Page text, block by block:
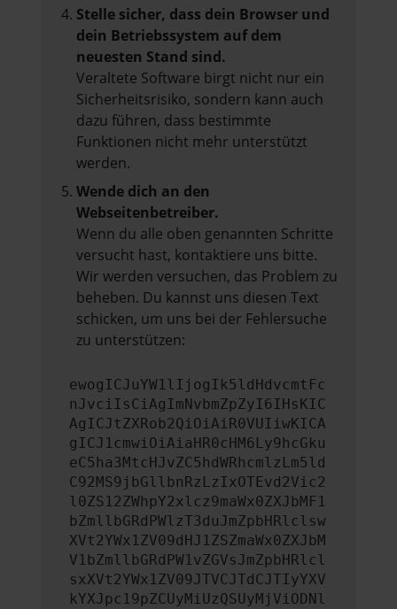
Stelle sicher, dass dein Browser und
dein Betriebssystem auf dem
neuesten Stand sind.
Veraltete Software birgt nicht nur ein
Sicherheitsrisiko, sondern kann auch
dazu führen, dass bestimmte
Funktionen nicht mehr unterstützt
werden.
Wende dich an den
Webseitenbetreiber.
Wenn du alle oben genannten Schritte
versucht hast, kontaktiere uns bitte.
Wir werden versuchen, das Problem zu
beheben. Du kannst uns diesen Text
schicken, um uns bei der Fehlersuche
zu unterstützen:
ewogICJuYW1lIjogIk5ldHdvcmtFc
nJvciIsCiAgImNvbmZpZyI6IHsKIC
AgICJtZXRob2QiOiAiR0VUIiwKICA
gICJ1cmwiOiAiaHR0cHM6Ly9hcGku
eC5ha3MtcHJvZC5hdWRhcmlzLm5ld
C92MS9jbGllbnRzLzIxOTEvd2Vic2
l0ZS12ZWhpY2xlcz9maWx0ZXJbMF1
bZmllbGRdPWlzT3duJmZpbHRlclsw
XVt2YWx1ZV09dHJ1ZSZmaWx0ZXJbM
V1bZmllbGRdPW1vZGVsJmZpbHRlcl
sxXVt2YWx1ZV09JTVCJTdCJTIyYXV
kYXJpc19pZCUyMiUzQSUyMjViODNl